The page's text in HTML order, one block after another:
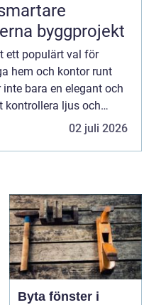
byggprojekt
ett populärt val för
hem och kontor runt
bara en elegant och
kontrollera ljus och
02 juli 2026
Byta fönster i